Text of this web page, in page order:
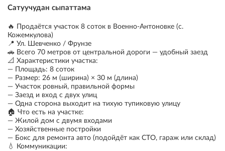
Сатуучудан сыпаттама
🔥 Продаётся участок 8 соток в Военно-Антоновке (с.
Кожемкулова)
📍 Ул. Шевченко / Фрунзе
🚗 Всего 70 метров от центральной дороги — удобный заезд
📐 Характеристики участка:
— Площадь: 8 соток
— Размер: 26 м (ширина) × 30 м (длина)
— Участок ровный, правильной формы
— Заезд и вход с двух улиц
— Одна сторона выходит на тихую тупиковую улицу
🏠 Что есть на участке:
— Жилой дом с двумя входами
— Хозяйственные постройки
— Бокс для ремонта авто (подойдёт как СТО, гараж или склад)
💧 Коммуникации: